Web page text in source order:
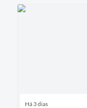
Há 3 dias